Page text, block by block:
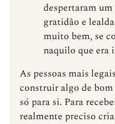
despertaram
gratidão e
muito bem, se
naquilo que era
As pessoas mais
construir algo de bom
só para si. Para
realmente preciso